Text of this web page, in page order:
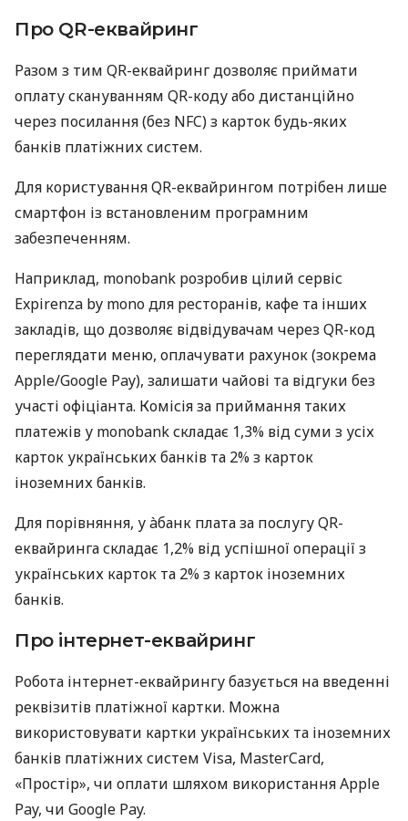
Про QR-еквайринг
Разом з тим QR-еквайринг дозволяє приймати
оплату скануванням QR-коду або дистанційно
через посилання (без NFC) з карток будь-яких
банків платіжних систем.
Для користування QR-еквайрингом потрібен лише
смартфон із встановленим програмним
забезпеченням.
Наприклад, monobank розробив цілий сервіс
Expirenza by mono для ресторанів, кафе та інших
закладів, що дозволяє відвідувачам через QR-код
переглядати меню, оплачувати рахунок (зокрема
Apple/Google Pay), залишати чайові та відгуки без
участі офіціанта. Комісія за приймання таких
платежів у monobank складає 1,3% від суми з усіх
карток українських банків та 2% з карток
іноземних банків.
Для порівняння, у àбанк плата за послугу QR-
еквайринга складає 1,2% від успішної операції з
українських карток та 2% з карток іноземних
банків.
Про інтернет-еквайринг
Робота інтернет-еквайрингу базується на введенні
реквізитів платіжної картки. Можна
використовувати картки українських та іноземних
банків платіжних систем Visa, MasterCard,
«Простір», чи оплати шляхом використання Apple
Pay, чи Google Pay.